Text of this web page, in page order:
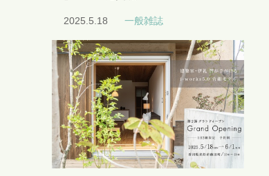
2025.5.18 一般雑誌